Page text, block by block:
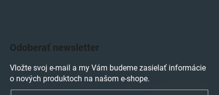
Odoberať newsletter
Vložte svoj e-mail a my Vám budeme zasielať informácie
o nových produktoch na našom e-shope.